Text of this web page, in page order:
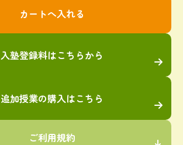
入塾登録料はこちらから
追加授業の購入はこちら
ご利用規約